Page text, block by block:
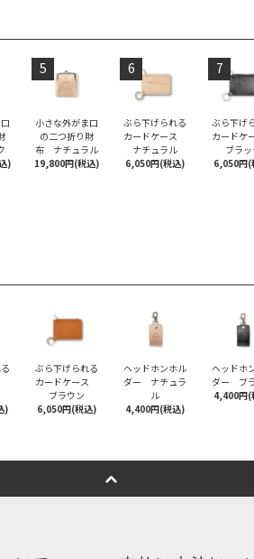
)
5
小さな外がま口
の二つ折り財
布 ナチュラル
19,800円(税込)
6
ぶら下げられる
カードケース
ナチュラル
6,050円(税込)
7
ぶら下げ
カードケ
ブラッ
6,050円(
)
ぶら下げられる
カードケース
ブラウン
6,050円(税込)
ヘッドホンホル
ダー ナチュラ
ル
4,400円(税込)
ヘッドホ
ダー ブ
4,400円(